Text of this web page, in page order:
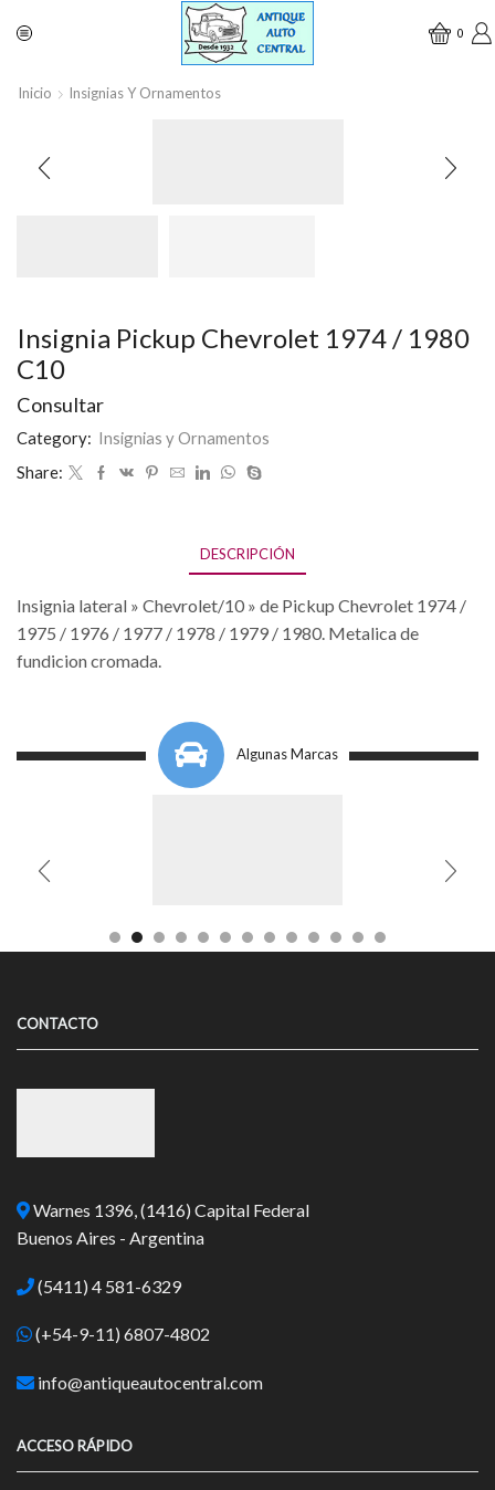
0
Inicio Insignias Y Ornamentos
Insignia Pickup Chevrolet 1974 / 1980
C10
Consultar
Category: Insignias y Ornamentos
Share:
DESCRIPCIÓN
Insignia lateral » Chevrolet/10 » de Pickup Chevrolet 1974 /
1975 / 1976 / 1977 / 1978 / 1979 / 1980. Metalica de
fundicion cromada.
Algunas Marcas
CONTACTO
Warnes 1396, (1416) Capital Federal
Buenos Aires - Argentina
(5411) 4 581-6329
(+54-9-11) 6807-4802
info@antiqueautocentral.com
ACCESO RÁPIDO